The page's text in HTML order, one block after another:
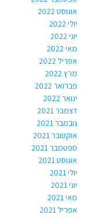
אוגוסט 2022
יולי 2022
יוני 2022
מאי 2022
אפריל 2022
מרץ 2022
פברואר 2022
ינואר 2022
דצמבר 2021
נובמבר 2021
אוקטובר 2021
ספטמבר 2021
אוגוסט 2021
יולי 2021
יוני 2021
מאי 2021
אפריל 2021